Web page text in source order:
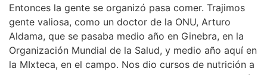
Entonces la gente se organizó pasa comer. Trajimos
gente valiosa, como un doctor de la ONU, Arturo
Aldama, que se pasaba medio año en Ginebra, en la
Organización Mundial de la Salud, y medio año aquí en
la MIxteca, en el campo. Nos dio cursos de nutrición a